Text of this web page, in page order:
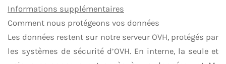
Informations supplémentaires
Comment nous protégeons vos données
Les données restent sur notre serveur OVH, protégés par
les systèmes de sécurité d’OVH. En interne, la seule et